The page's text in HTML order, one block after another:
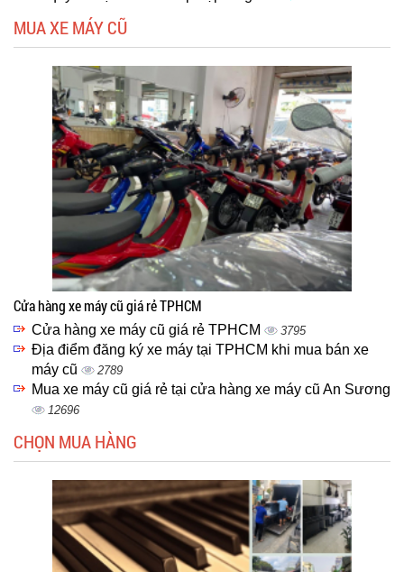
MUA XE MÁY CŨ
Cửa hàng xe máy cũ giá rẻ TPHCM
Cửa hàng xe máy cũ giá rẻ TPHCM 3795
Địa điểm đăng ký xe máy tại TPHCM khi mua bán xe
máy cũ
2789
Mua xe máy cũ giá rẻ tại cửa hàng xe máy cũ An Sương
12696
CHỌN MUA HÀNG